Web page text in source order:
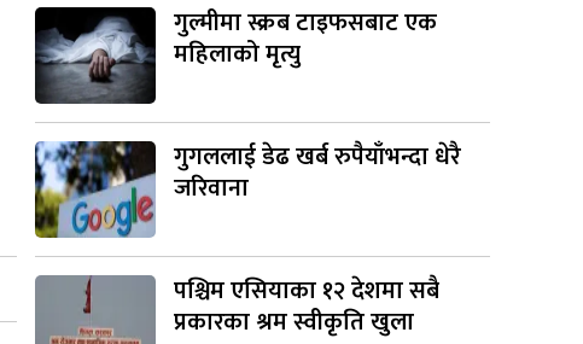
गुल्मीमा स्क्रब टाइफसबाट एक
महिलाको मृत्यु
गुगललाई डेढ खर्ब रुपैयाँभन्दा धेरै
जरिवाना
पश्चिम एसियाका १२ देशमा सबै
प्रकारका श्रम स्वीकृति खुला